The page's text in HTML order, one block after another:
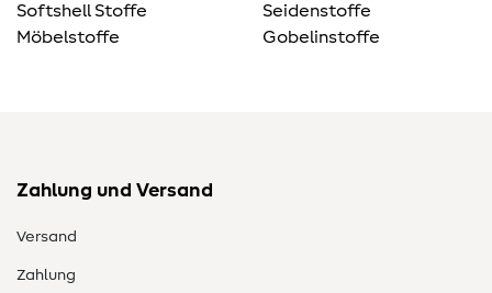
Softshell Stoffe
Möbelstoffe
Seidenstoffe
Gobelinstoffe
Zahlung und Versand
Versand
Zahlung